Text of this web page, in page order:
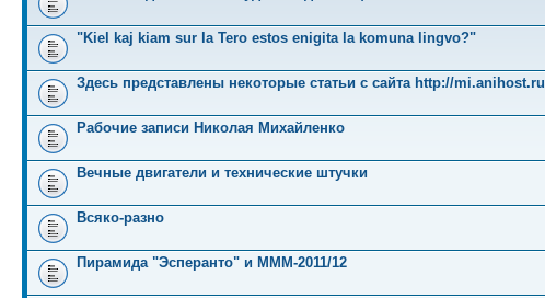
"Kiel kaj kiam sur la Tero estos enigita la komuna lingvo?"
Здесь представлены некоторые статьи с сайта http://mi.anihost.ru
Рабочие записи Николая Михайленко
Вечные двигатели и технические штучки
Всяко-разно
Пирамида "Эсперанто" и MMM-2011/12